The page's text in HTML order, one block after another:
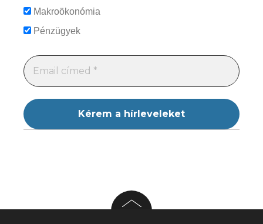
Makroökonómia
Pénzügyek